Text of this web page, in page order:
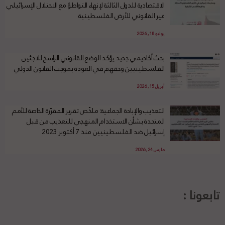
الاقتصادية للدول الثالثة لإنهاء التواطؤ مع الاحتلال الإسرائيلي
غير القانوني للأرض الفلسطينية
يوليو 18, 2026
بحث أكاديمي جديد يؤكد الوضع القانوني الراسخ للاجئين
الفلسطينيين وحقهم في العودة بموجب القانون الدولي
أبريل 15, 2026
التعذيب والإبادة الجماعية: ملخّص تقرير المقرّرة الخاصة للأمم
المتحدة بشأن الاستخدام المنهجي للتعذيب من قبل
إسرائيل ضد الفلسطينيين منذ 7 أكتوبر 2023
مارس 24, 2026
تابعونا :